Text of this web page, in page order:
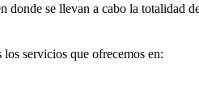
se llevan a cabo la totalidad
servicios que ofrecemos en: